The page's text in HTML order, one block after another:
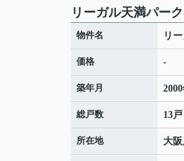
リーガル天満パー
物件名 リ
価格 -
築年月
総戸数 13戸
所在地 大